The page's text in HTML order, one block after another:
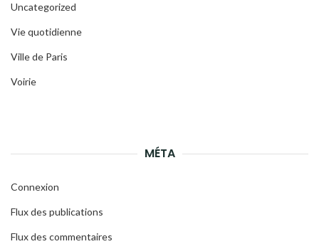
Uncategorized
Vie quotidienne
Ville de Paris
Voirie
MÉTA
Connexion
Flux des publications
Flux des commentaires